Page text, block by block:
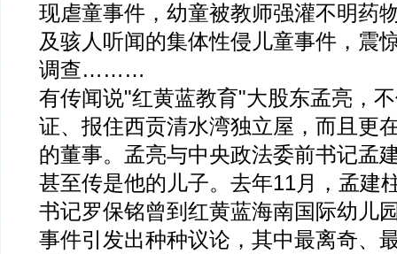
现虐童事件，幼童被教师强灌不明药
及骇人听闻的集体性侵儿童事件，震
调查………
有传闻说"红黄蓝教育"大股东孟亮，
证、报住西贡清水湾独立屋，而且更
的董事。孟亮与中央政法委前书记孟
甚至传是他的儿子。去年11月，孟建
书记罗保铭曾到红黄蓝海南国际幼
事件引发出种种议论，其中最离奇、